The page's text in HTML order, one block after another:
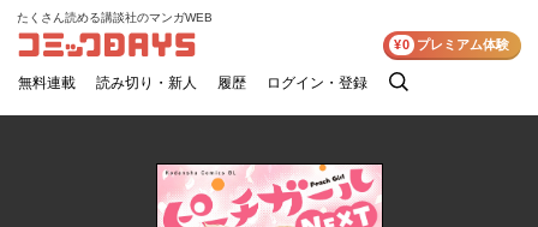
コミックDAYS
たくさん読める講談社のマンガWEB
無料連載 読み切り・新人 履歴 ログイン・登録
検
¥0 プレミアム体験